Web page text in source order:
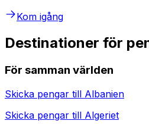
Kom igång
Destinationer för
För samman världen
Skicka pengar till Albanien
Skicka pengar till Algeriet